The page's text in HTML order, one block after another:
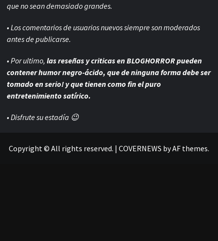
que no sean demasiado grandes.
• Los comentarios de usuarios nuevos siempre son moderados
antes de publicarse.
• Por ultimo, las reseñas y criticas en BLOGHORROR pueden
contener humor negro-ácido, que de ninguna forma debe ser
tomado en serio! y que tienen como fin el puro
entretenimiento satírico.
• Disfrute su estadía 😉
Copyright © All rights reserved. | COVERNEWS by AF themes.